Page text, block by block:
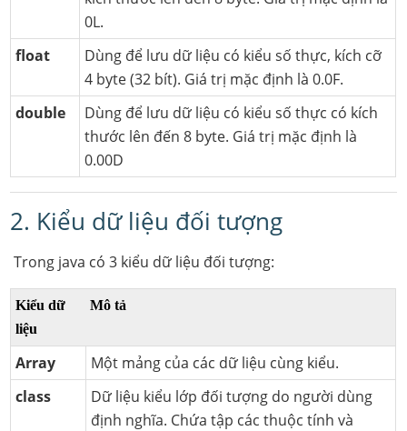
0L.
float
Dùng để lưu dữ liệu có kiểu số thực, kích cỡ
4 byte (32 bít). Giá trị mặc định là 0.0F.
double
Dùng để lưu dữ liệu có kiểu số thực có kích
thước lên đến 8 byte. Giá trị mặc định là
0.00D
2. Kiểu dữ liệu đối tượng
Trong java có 3 kiểu dữ liệu đối tượng:
Kiểu dữ
liệu
Mô tả
Array
Một mảng của các dữ liệu cùng kiểu.
class
Dữ liệu kiểu lớp đối tượng do người dùng
định nghĩa. Chứa tập các thuộc tính và